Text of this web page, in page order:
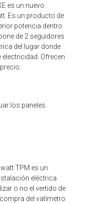
es un nuevo
Es un producto de
potencia dentro
de 2 seguidores
del lugar donde
Ofrecen
los paneles
TPM es un
eléctrica
o no el vertido de
del vatímetro